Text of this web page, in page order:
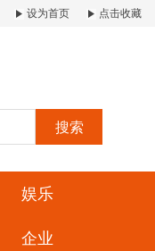
设为首页 点击收藏
搜索
娱乐
企业